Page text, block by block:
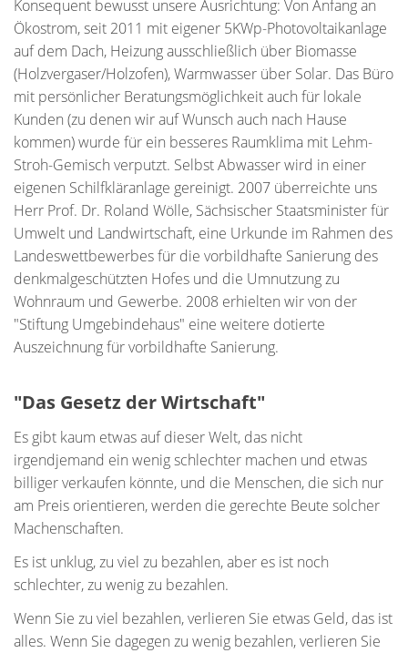
Konsequent bewusst unsere Ausrichtung: Von Anfang an
Ökostrom, seit 2011 mit eigener 5KWp-Photovoltaikanlage
auf dem Dach, Heizung ausschließlich über Biomasse
(Holzvergaser/Holzofen), Warmwasser über Solar. Das Büro
mit persönlicher Beratungsmöglichkeit auch für lokale
Kunden (zu denen wir auf Wunsch auch nach Hause
kommen) wurde für ein besseres Raumklima mit Lehm-
Stroh-Gemisch verputzt. Selbst Abwasser wird in einer
eigenen Schilfkläranlage gereinigt. 2007 überreichte uns
Herr Prof. Dr. Roland Wölle, Sächsischer Staatsminister für
Umwelt und Landwirtschaft, eine Urkunde im Rahmen des
Landeswettbewerbes für die vorbildhafte Sanierung des
denkmalgeschützten Hofes und die Umnutzung zu
Wohnraum und Gewerbe. 2008 erhielten wir von der
"Stiftung Umgebindehaus" eine weitere dotierte
Auszeichnung für vorbildhafte Sanierung.
"Das Gesetz der Wirtschaft"
Es gibt kaum etwas auf dieser Welt, das nicht
irgendjemand ein wenig schlechter machen und etwas
billiger verkaufen könnte, und die Menschen, die sich nur
am Preis orientieren, werden die gerechte Beute solcher
Machenschaften.
Es ist unklug, zu viel zu bezahlen, aber es ist noch
schlechter, zu wenig zu bezahlen.
Wenn Sie zu viel bezahlen, verlieren Sie etwas Geld, das ist
alles. Wenn Sie dagegen zu wenig bezahlen, verlieren Sie